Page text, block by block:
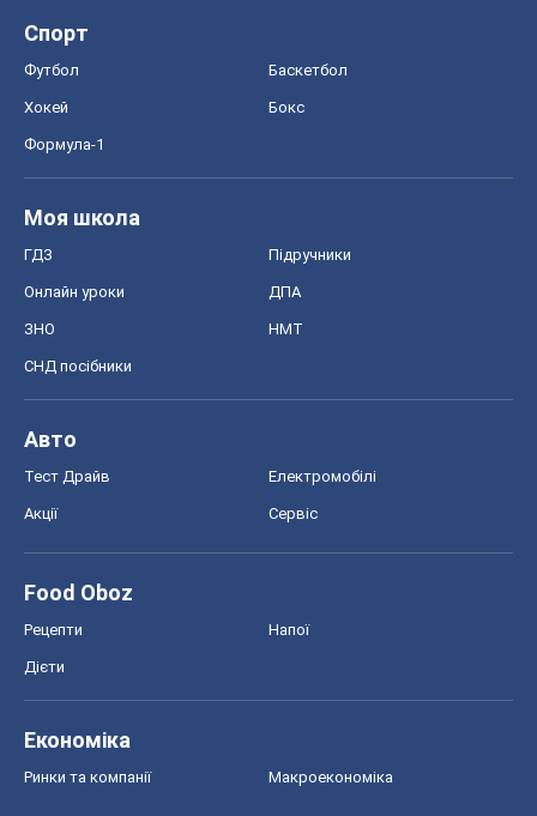
Спорт
Футбол Баскетбол
Хокей Бокс
Формула-1
Моя школа
ГДЗ Підручники
Онлайн уроки ДПА
ЗНО НМТ
СНД посібники
Авто
Тест Драйв Електромобілі
Акції Сервіс
Food Oboz
Рецепти Напої
Дієти
Економіка
Ринки та компанії Макроекономіка